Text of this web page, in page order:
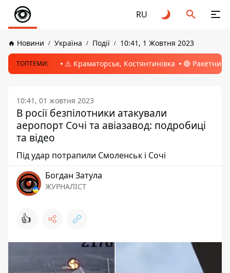
RU
Новини Україна Події 10:41, 1 Жовтня 2023
ТОПТЕМИ: ⚠️ Краматорськ, Костянтинівка 🔴 Ракетний
10:41, 01 жовтня 2023
В росії безпілотники атакували
аеропорт Сочі та авіазавод: подробиці
та відео
Під удар потрапили Смоленськ і Сочі
Богдан Затула
ЖУРНАЛІСТ
👍